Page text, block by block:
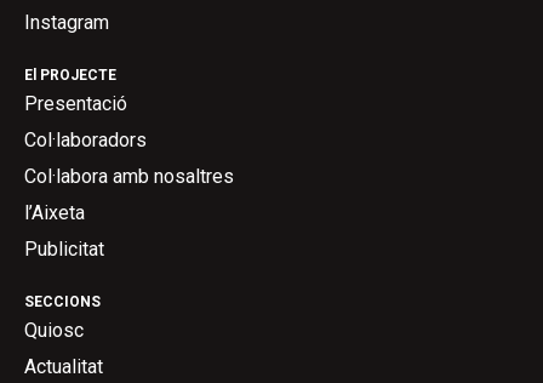
SECCIONS
Quiosc
Actualitat
El PROJECTE
Presentació
Col·laboradors
Col·labora amb nosaltres
l’Aixeta
Publicitat
Instagram